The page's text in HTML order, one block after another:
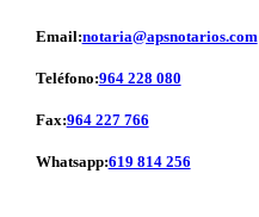
Email:notaria@apsnotarios.com
Teléfono:964 228 080
Fax:964 227 766
Whatsapp:619 814 256